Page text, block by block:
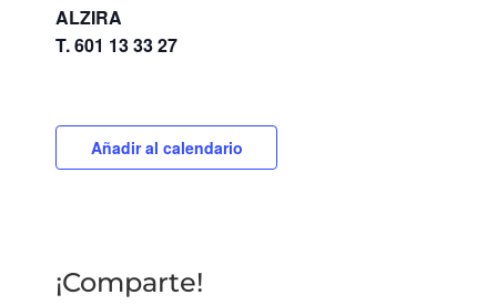
ALZIRA
T. 601 13 33 27
Añadir al calendario
¡Comparte!